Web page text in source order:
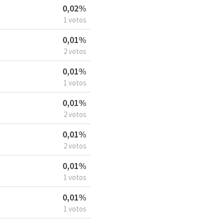
0,02%
1 votos
0,01%
2 votos
0,01%
1 votos
0,01%
2 votos
0,01%
2 votos
0,01%
1 votos
0,01%
1 votos